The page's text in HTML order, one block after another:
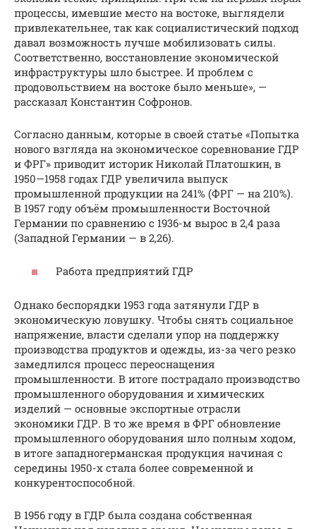
процессы, имевшие место на востоке, выглядели
привлекательнее, так как социалистический подход
давал возможность лучше мобилизовать силы.
Соответственно, восстановление экономической
инфраструктуры шло быстрее. И проблем с
продовольствием на востоке было меньше», —
рассказал Константин Софронов.
Согласно данным, которые в своей статье «Попытка
нового взгляда на экономическое соревнование ГДР
и ФРГ» приводит историк Николай Платошкин, в
1950—1958 годах ГДР увеличила выпуск
промышленной продукции на 241% (ФРГ — на 210%).
В 1957 году объём промышленности Восточной
Германии по сравнению с 1936-м вырос в 2,4 раза
(Западной Германии — в 2,26).
Работа предприятий ГДР
Однако беспорядки 1953 года затянули ГДР в
экономическую ловушку. Чтобы снять социальное
напряжение, власти сделали упор на поддержку
производства продуктов и одежды, из-за чего резко
замедлился процесс переоснащения
промышленности. В итоге пострадало производство
промышленного оборудования и химических
изделий — основные экспортные отрасли
экономики ГДР. В то же время в ФРГ обновление
промышленного оборудования шло полным ходом,
в итоге западногерманская продукция начиная с
середины 1950-х стала более современной и
конкурентоспособной.
В 1956 году в ГДР была создана собственная